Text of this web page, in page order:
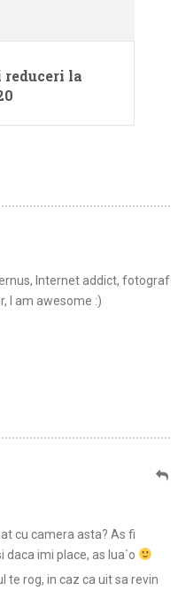
reduceri la
Internet addict, fotograf
I am awesome :)
cu camera asta? As fi
daca imi place, as lua`o
te rog, in caz ca uit sa revin